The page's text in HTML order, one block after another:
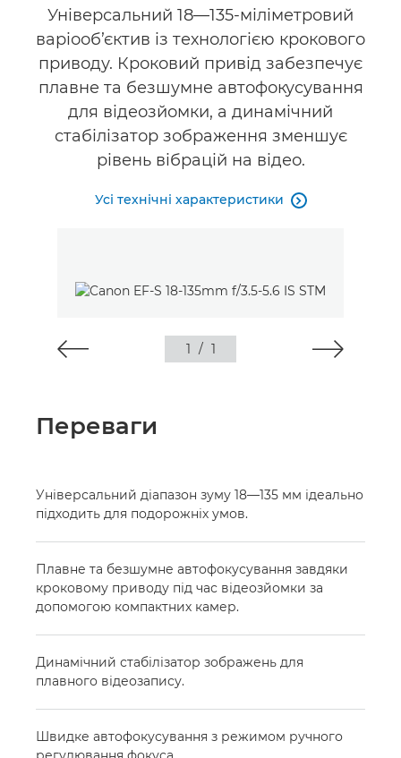
Універсальний 18—135-міліметровий
варіооб’єктив із технологією крокового
приводу. Кроковий привід забезпечує
плавне та безшумне автофокусування
для відеозйомки, а динамічний
стабілізатор зображення зменшує
рівень вібрацій на відео.
Усі технічні характеристики 
1 / 1
Переваги
Універсальний діапазон зуму 18—135 мм ідеально
підходить для подорожніх умов.
Плавне та безшумне автофокусування завдяки
кроковому приводу під час відеозйомки за
допомогою компактних камер.
Динамічний стабілізатор зображень для
плавного відеозапису.
Швидке автофокусування з режимом ручного